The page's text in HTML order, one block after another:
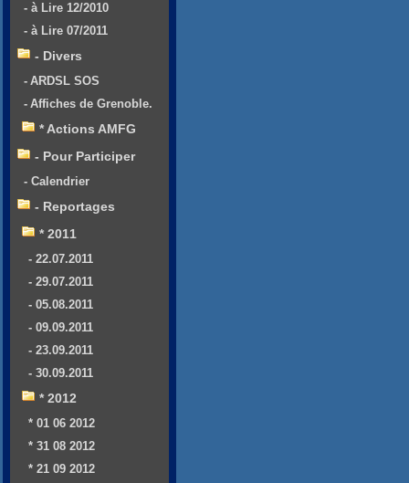
- à Lire 12/2010
- à Lire 07/2011
- Divers
- ARDSL SOS
- Affiches de Grenoble.
* Actions AMFG
- Pour Participer
- Calendrier
- Reportages
* 2011
- 22.07.2011
- 29.07.2011
- 05.08.2011
- 09.09.2011
- 23.09.2011
- 30.09.2011
* 2012
* 01 06 2012
* 31 08 2012
* 21 09 2012